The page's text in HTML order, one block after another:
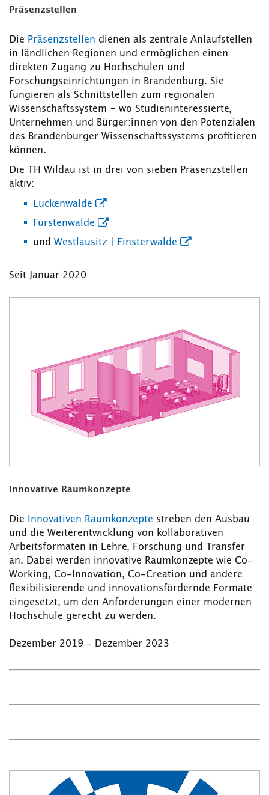
Präsenzstellen
Die Präsenzstellen dienen als zentrale Anlaufstellen
in ländlichen Regionen und ermöglichen einen
direkten Zugang zu Hochschulen und
Forschungseinrichtungen in Brandenburg. Sie
fungieren als Schnittstellen zum regionalen
Wissenschaftssystem – wo Studieninteressierte,
Unternehmen und Bürger:innen von den Potenzialen
des Brandenburger Wissenschaftssystems profitieren
können.
Die TH Wildau ist in drei von sieben Präsenzstellen
aktiv:
Luckenwalde
Fürstenwalde
und Westlausitz | Finsterwalde
Seit Januar 2020
Innovative Raumkonzepte
Die Innovativen Raumkonzepte streben den Ausbau
und die Weiterentwicklung von kollaborativen
Arbeitsformaten in Lehre, Forschung und Transfer
an. Dabei werden innovative Raumkonzepte wie Co-
Working, Co-Innovation, Co-Creation und andere
flexibilisierende und innovationsfördernde Formate
eingesetzt, um den Anforderungen einer modernen
Hochschule gerecht zu werden.
Dezember 2019 - Dezember 2023